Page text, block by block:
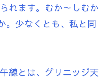
れます。むか～しむか
。少なくとも、私と同
線とは、グリニッジ天